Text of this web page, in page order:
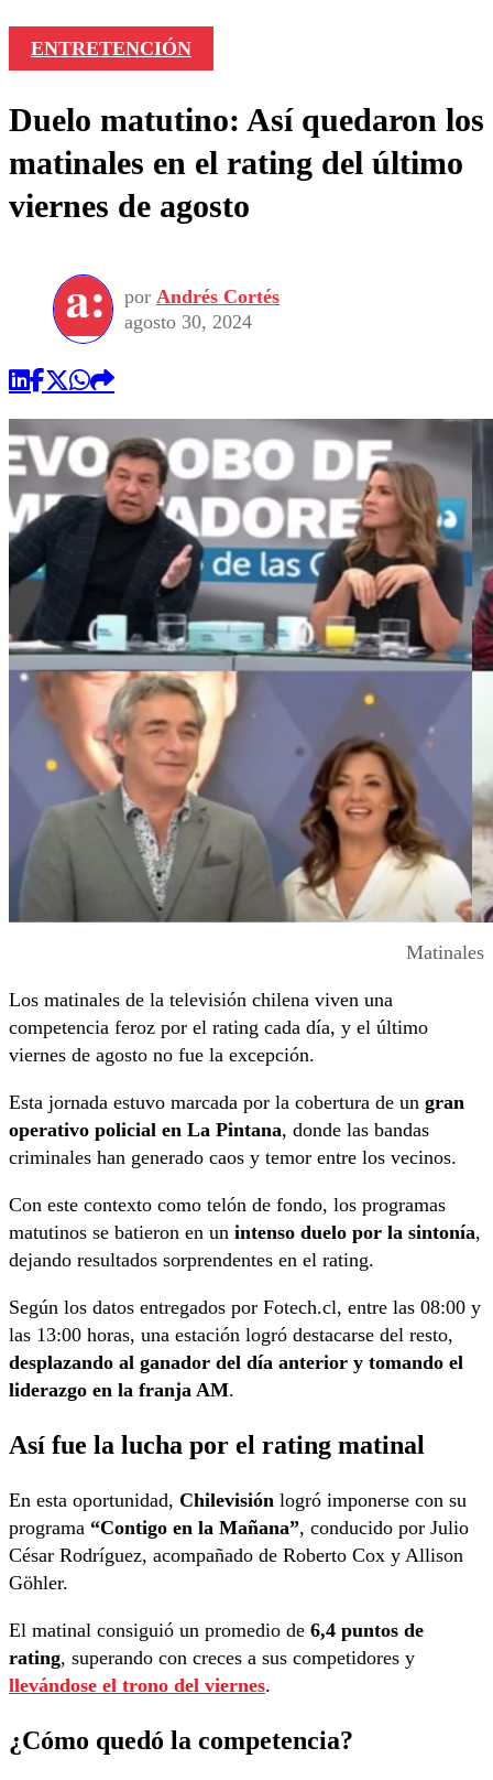
ENTRETENCIÓN
Duelo matutino: Así quedaron los
matinales en el rating del último
viernes de agosto
por Andrés Cortés
agosto 30, 2024
Matinales
Los matinales de la televisión chilena viven una
competencia feroz por el rating cada día, y el último
viernes de agosto no fue la excepción.
Esta jornada estuvo marcada por la cobertura de un gran
operativo policial en La Pintana, donde las bandas
criminales han generado caos y temor entre los vecinos.
Con este contexto como telón de fondo, los programas
matutinos se batieron en un intenso duelo por la sintonía,
dejando resultados sorprendentes en el rating.
Según los datos entregados por Fotech.cl, entre las 08:00 y
las 13:00 horas, una estación logró destacarse del resto,
desplazando al ganador del día anterior y tomando el
liderazgo en la franja AM.
Así fue la lucha por el rating matinal
En esta oportunidad, Chilevisión logró imponerse con su
programa “Contigo en la Mañana”, conducido por Julio
César Rodríguez, acompañado de Roberto Cox y Allison
Göhler.
El matinal consiguió un promedio de 6,4 puntos de
rating, superando con creces a sus competidores y
llevándose el trono del viernes.
¿Cómo quedó la competencia?